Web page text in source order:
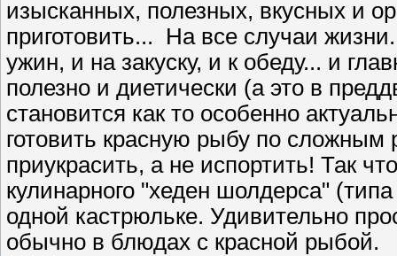
изысканных, полезных, вкусных и
приготовить... На все случаи
ужин, и на закуску, и к обеду... и
полезно и диетически (а это в
становится как то особенно
готовить красную рыбу по сложным
приукрасить, а не испортить! Так
кулинарного "хеден шолдерса"
одной кастрюльке. Удивительно
обычно в блюдах с красной рыбой.